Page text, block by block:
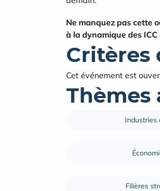
Ne manquez pas cette
à la dynamique des
Critères
Cet événement est
Thèmes
Industries
Filières